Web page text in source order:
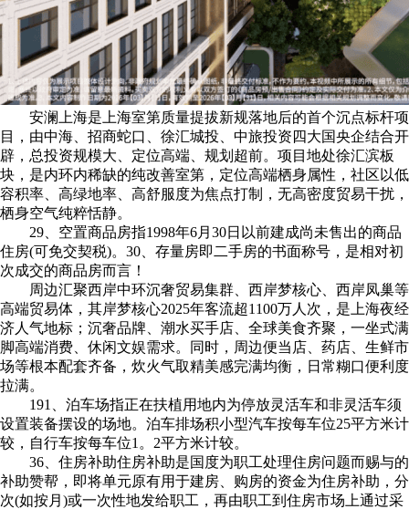
安澜上海是上海室第质量提拔新规落地后的首个沉点标杆项
目，由中海、招商蛇口、徐汇城投、中旅投资四大国央企结合开
辟，总投资规模大、定位高端、规划超前。项目地处徐汇滨板
块，是内环内稀缺的纯改善室第，定位高端栖身属性，社区以低
容积率、高绿地率、高舒服度为焦点打制，无高密度贸易干扰，
栖身空气纯粹恬静。
29、空置商品房指1998年6月30日以前建成尚未售出的商品
住房(可免交契税)。30、存量房即二手房的书面称号，是相对初
次成交的商品房而言！
周边汇聚西岸中环沉奢贸易集群、西岸梦核心、西岸凤巢等
高端贸易体，其岸梦核心2025年客流超1100万人次，是上海夜经
济人气地标；沉奢品牌、潮水买手店、全球美食齐聚，一坐式满
脚高端消费、休闲文娱需求。同时，周边便当店、药店、生鲜市
场等根本配套齐备，炊火气取精美感完满均衡，日常糊口便利度
拉满。
191、泊车场指正在扶植用地内为停放灵活车和非灵活车须
设置装备摆设的场地。泊车排场积小型汽车按每车位25平方米计
较，自行车按每车位1。2平方米计较。
36、住房补助住房补助是国度为职工处理住房问题而赐与的
补助赞帮，即将单元原有用于建房、购房的资金为住房补助，分
次(如按月)或一次性地发给职工，再由职工到住房市场上通过采